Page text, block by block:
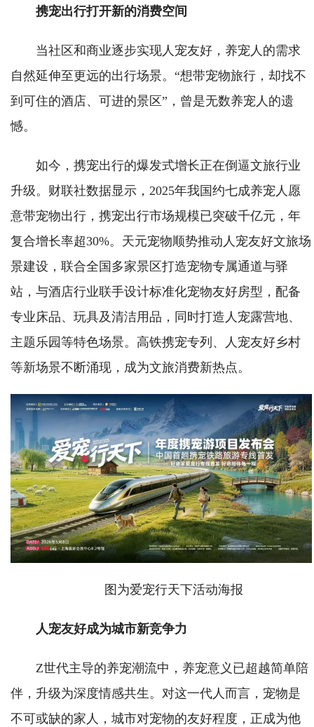
携宠出行打开新的消费空间
当社区和商业逐步实现人宠友好，养宠人的需求
自然延伸至更远的出行场景。“想带宠物旅行，却找不
到可住的酒店、可进的景区”，曾是无数养宠人的遗
憾。
如今，携宠出行的爆发式增长正在倒逼文旅行业
升级。财联社数据显示，2025年我国约七成养宠人愿
意带宠物出行，携宠出行市场规模已突破千亿元，年
复合增长率超30%。天元宠物顺势推动人宠友好文旅场
景建设，联合全国多家景区打造宠物专属通道与驿
站，与酒店行业联手设计标准化宠物友好房型，配备
专业床品、玩具及清洁用品，同时打造人宠露营地、
主题乐园等特色场景。高铁携宠专列、人宠友好乡村
等新场景不断涌现，成为文旅消费新热点。
图为爱宠行天下活动海报
人宠友好成为城市新竞争力
Z世代主导的养宠潮流中，养宠意义已超越简单陪
伴，升级为深度情感共生。对这一代人而言，宠物是
不可或缺的家人，城市对宠物的友好程度，正成为他